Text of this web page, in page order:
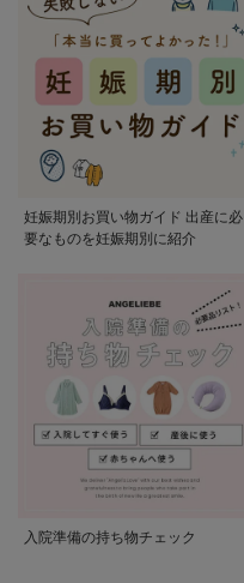
妊娠期別お買い物ガイド 出産に必
要なものを妊娠期別に紹介
入院準備の持ち物チェック